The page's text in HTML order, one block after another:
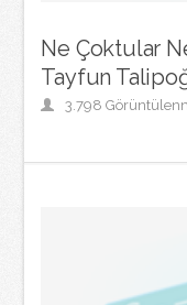
Ne Çoktular
Tayfun
3.798